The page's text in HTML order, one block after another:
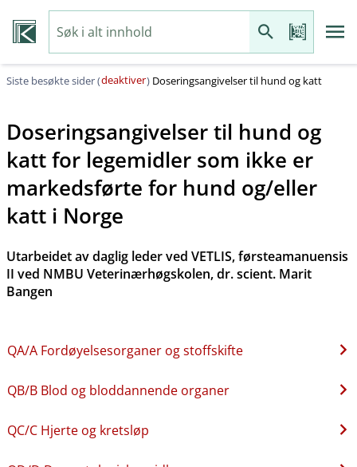
Siste besøkte sider (deaktiver) Doseringsangivelser til hund og katt
Doseringsangivelser til hund og
katt for legemidler som ikke er
markedsførte for hund og​/​eller
katt i Norge
Utarbeidet av daglig leder ved VETLIS, førsteamanuensis
II ved NMBU Veterinærhøgskolen, dr. scient. Marit
Bangen
QA​/​A Fordøyelsesorganer og stoffskifte
QB​/​B Blod og bloddannende organer
QC​/​C Hjerte og kretsløp